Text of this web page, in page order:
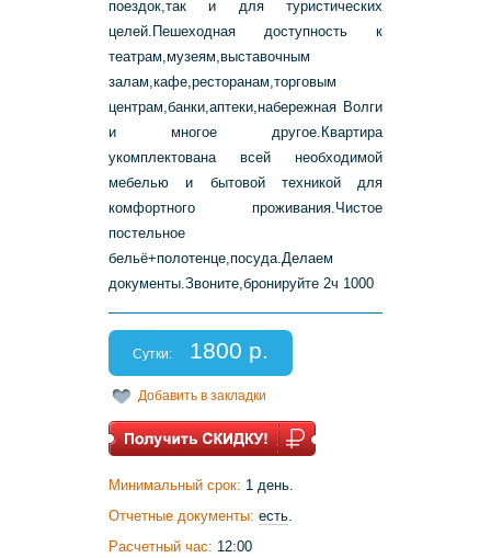
поездок,так и для туристических
целей.Пешеходная доступность к
театрам,музеям,выставочным
залам,кафе,ресторанам,торговым
центрам,банки,аптеки,набережная Волги
и многое другое.Квартира
укомплектована всей необходимой
мебелью и бытовой техникой для
комфортного проживания.Чистое
постельное
бельё+полотенце,посуда.Делаем
документы.Звоните,бронируйте 2ч 1000
Сутки: 1800 р.
Добавить в закладки
Минимальный срок: 1 день.
Отчетные документы: есть
Расчетный час: 12:00